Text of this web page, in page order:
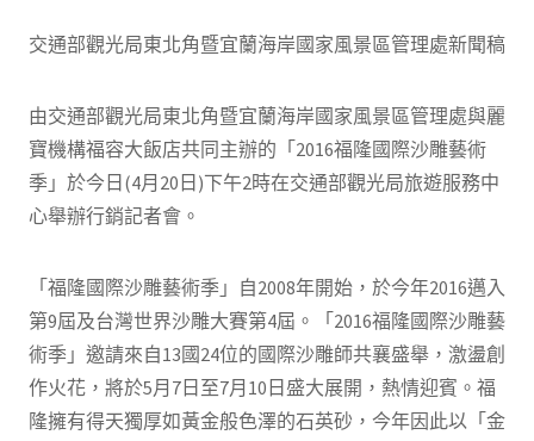
交通部觀光局東北角暨宜蘭海岸國家風景區管理處新聞稿
由交通部觀光局東北角暨宜蘭海岸國家風景區管理處與麗
寶機構福容大飯店共同主辦的「2016福隆國際沙雕藝術
季」於今日(4月20日)下午2時在交通部觀光局旅遊服務中
心舉辦行銷記者會。
「福隆國際沙雕藝術季」自2008年開始，於今年2016邁入
第9屆及台灣世界沙雕大賽第4屆。「2016福隆國際沙雕藝
術季」邀請來自13國24位的國際沙雕師共襄盛舉，激盪創
作火花，將於5月7日至7月10日盛大展開，熱情迎賓。福
隆擁有得天獨厚如黃金般色澤的石英砂，今年因此以「金